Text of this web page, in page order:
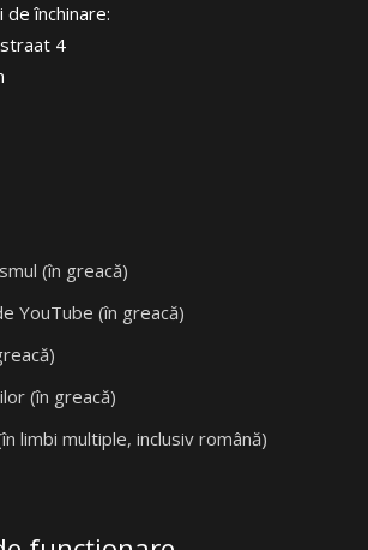
de închinare:
4
(în greacă)
YouTube (în greacă)
(în greacă)
limbi multiple, inclusiv română)